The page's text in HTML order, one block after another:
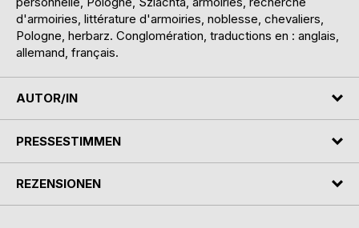
d'armoiries, littérature d'armoiries, noblesse, chevaliers,
Pologne, herbarz. Conglomération, traductions en : anglais,
allemand, français.
AUTOR/IN
PRESSESTIMMEN
REZENSIONEN